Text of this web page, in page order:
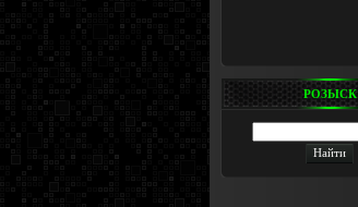
РОЗЫСК